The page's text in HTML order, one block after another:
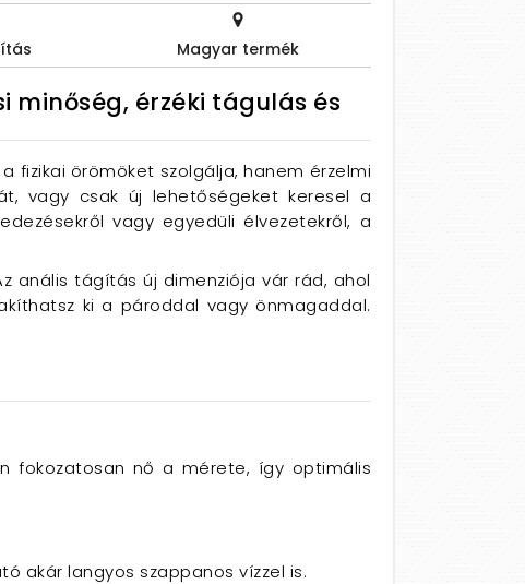
Magyar termék
minőség, érzéki tágulás és
fizikai örömöket szolgálja, hanem érzelmi
vagy csak új lehetőségeket keresel a
vagy egyedüli élvezetekről, a
anális tágítás új dimenziója vár rád, ahol
ki a pároddal vagy önmagaddal.
fokozatosan nő a mérete, így optimális
akár langyos szappanos vízzel is.